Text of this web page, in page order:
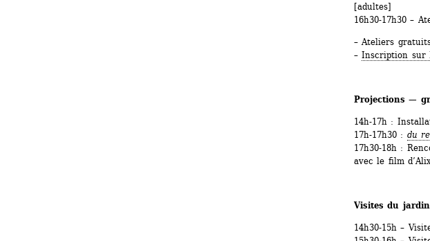
[adultes]
16h30-17h30 –
– Ateliers
– Inscription sur
Projections —
14h-17h :
17h-17h30 : du
17h30-18h :
avec le film
Visites du
14h30-15h –